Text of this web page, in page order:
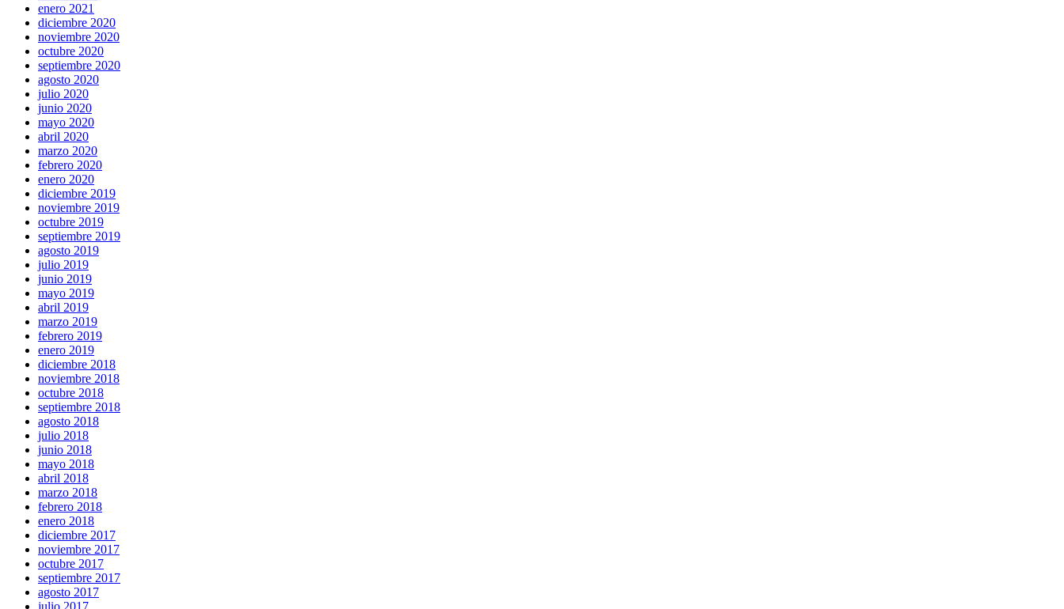
enero 2021
diciembre 2020
noviembre 2020
octubre 2020
septiembre 2020
agosto 2020
julio 2020
junio 2020
mayo 2020
abril 2020
marzo 2020
febrero 2020
enero 2020
diciembre 2019
noviembre 2019
octubre 2019
septiembre 2019
agosto 2019
julio 2019
junio 2019
mayo 2019
abril 2019
marzo 2019
febrero 2019
enero 2019
diciembre 2018
noviembre 2018
octubre 2018
septiembre 2018
agosto 2018
julio 2018
junio 2018
mayo 2018
abril 2018
marzo 2018
febrero 2018
enero 2018
diciembre 2017
noviembre 2017
octubre 2017
septiembre 2017
agosto 2017
julio 2017